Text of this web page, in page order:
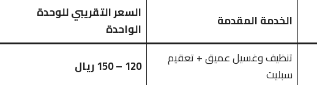
الخدمة المقدمة
السعر التقريبي للوحدة
الواحدة
تنظيف وغسيل عميق + تعقيم
سبليت
120 – 150 ريال